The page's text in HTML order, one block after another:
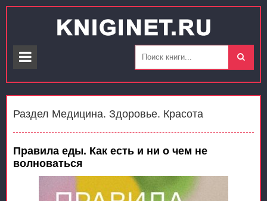
Раздел Медицина. Здоровье. Красота
Правила еды. Как есть и ни о чем не
волноваться